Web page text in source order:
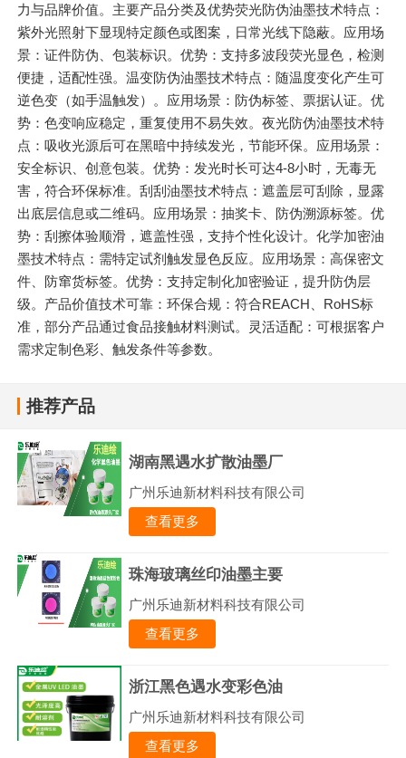
力与品牌价值。主要产品分类及优势荧光防伪油墨技术特点：
紫外光照射下显现特定颜色或图案，日常光线下隐蔽。应用场
景：证件防伪、包装标识。优势：支持多波段荧光显色，检测
便捷，适配性强。温变防伪油墨技术特点：随温度变化产生可
逆色变（如手温触发）。应用场景：防伪标签、票据认证。优
势：色变响应稳定，重复使用不易失效。夜光防伪油墨技术特
点：吸收光源后可在黑暗中持续发光，节能环保。应用场景：
安全标识、创意包装。优势：发光时长可达4-8小时，无毒无
害，符合环保标准。刮刮油墨技术特点：遮盖层可刮除，显露
出底层信息或二维码。应用场景：抽奖卡、防伪溯源标签。优
势：刮擦体验顺滑，遮盖性强，支持个性化设计。化学加密油
墨技术特点：需特定试剂触发显色反应。应用场景：高保密文
件、防窜货标签。优势：支持定制化加密验证，提升防伪层
级。产品价值技术可靠：环保合规：符合REACH、RoHS标
准，部分产品通过食品接触材料测试。灵活适配：可根据客户
需求定制色彩、触发条件等参数。
推荐产品
湖南黑遇水扩散油墨厂
广州乐迪新材料科技有限公司
查看更多
珠海玻璃丝印油墨主要
广州乐迪新材料科技有限公司
查看更多
浙江黑色遇水变彩色油
广州乐迪新材料科技有限公司
查看更多